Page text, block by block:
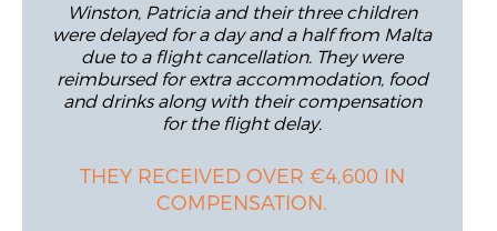
Winston, Patricia and their three children
were delayed for a day and a half from Malta
due to a flight cancellation. They were
reimbursed for extra accommodation, food
and drinks along with their compensation
for the flight delay.
THEY RECEIVED OVER €4,600 IN
COMPENSATION.